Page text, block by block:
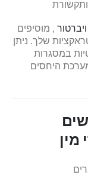
ויברטור , מוסיפים
שלך. ניתן
במסגרות
היחסים